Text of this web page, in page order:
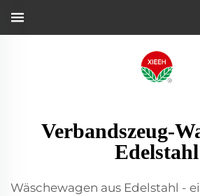
Verbandszeug-
Edelstahl
Wäschewagen aus Edelstahl -